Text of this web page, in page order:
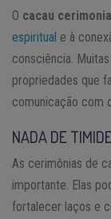
O cacau
espiritual e à
consciência.
propriedades que
comunicação com
NADA DE
As cerimônias de
importante. Elas
fortalecer laços e